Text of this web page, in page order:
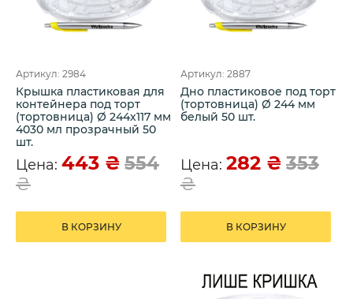
Артикул: 2984
Крышка пластиковая для
контейнера под торт
(тортовница) Ø 244х117 мм
4030 мл прозрачный 50
шт.
Цена: 443 ₴ 554
₴
В КОРЗИНУ
Артикул: 2887
Дно пластиковое под торт
(тортовница) Ø 244 мм
белый 50 шт.
Цена: 282 ₴ 353
₴
В КОРЗИНУ